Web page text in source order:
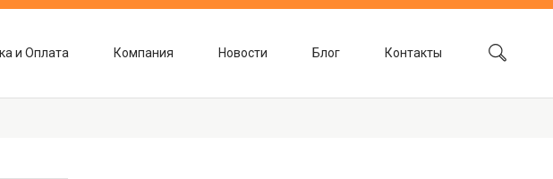
и Оплата Компания Новости Блог Контакты